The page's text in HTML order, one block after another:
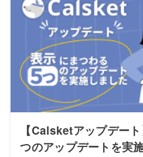
【Calsketアップデー
つのアップデートを実